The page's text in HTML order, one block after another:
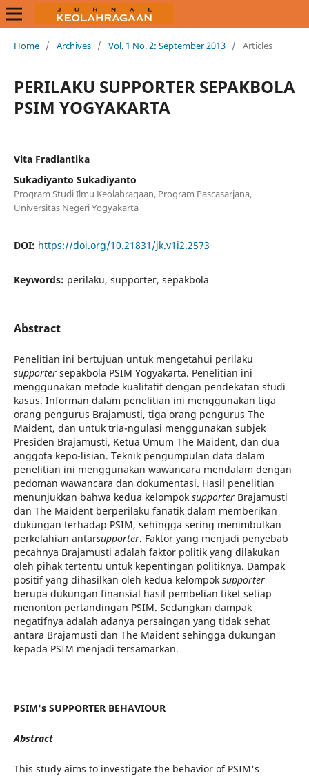
Home / Archives / Vol. 1 No. 2: September 2013 / Articles
PERILAKU SUPPORTER SEPAKBOLA
PSIM YOGYAKARTA
Vita Fradiantika
Sukadiyanto Sukadiyanto
Program Studi Ilmu Keolahragaan, Program Pascasarjana,
Universitas Negeri Yogyakarta
DOI: https://doi.org/10.21831/jk.v1i2.2573
Keywords: perilaku, supporter, sepakbola
Abstract
Penelitian ini bertujuan untuk mengetahui perilaku
supportersepakbola PSIM Yogyakarta. Penelitian ini
menggunakan metode kualitatif dengan pendekatan studi
kasus. Informan dalam penelitian ini menggunakan tiga
orang pengurus Brajamusti, tiga orang pengurus The
Maident, dan untuk tria-ngulasi menggunakan subjek
Presiden Brajamusti, Ketua Umum The Maident, dan dua
anggota kepo-lisian. Teknik pengumpulan data dalam
penelitian ini menggunakan wawancara mendalam dengan
pedoman wawancara dan dokumentasi. Hasil penelitian
menunjukkan bahwa kedua kelompok supporterBrajamusti
dan The Maident berperilaku fanatik dalam memberikan
dukungan terhadap PSIM, sehingga sering menimbulkan
perkelahian antarsupporter. Faktor yang menjadi penyebab
pecahnya Brajamusti adalah faktor politik yang dilakukan
oleh pihak tertentu untuk kepentingan politiknya. Dampak
positif yang dihasilkan oleh kedua kelompok supporter
berupa dukungan finansial hasil pembelian tiket setiap
menonton pertandingan PSIM. Sedangkan dampak
negatifnya adalah adanya persaingan yang tidak sehat
antara Brajamusti dan The Maident sehingga dukungan
kepada PSIM menjadi tersamarkan.
PSIM's SUPPORTER BEHAVIOUR
Abstract
This study aims to investigate the behavior of PSIM's